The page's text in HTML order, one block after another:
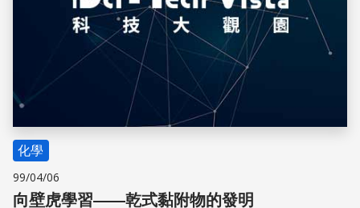
化學
99/04/06
向壁虎學習——乾式黏附物的發明